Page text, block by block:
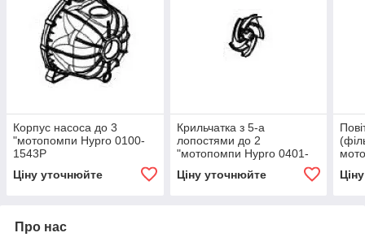
Корпус насоса до 3
"мотопомпи Hypro 0100-
1543Р
Ціну уточнюйте
Крильчатка з 5-а
лопостями до 2
"мотопомпи Hypro 0401-
Ціну уточнюйте
Про нас